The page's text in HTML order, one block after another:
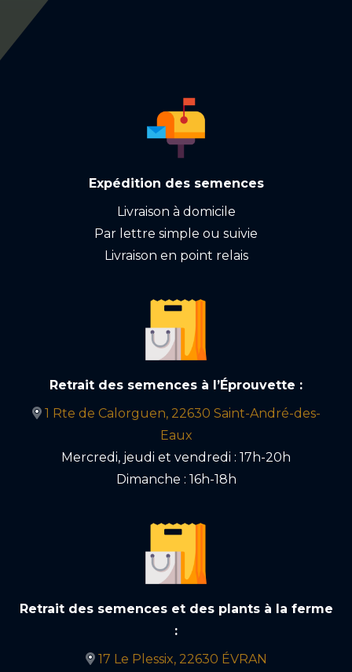
Expédition des semences
Livraison à domicile
Par lettre simple ou suivie
Livraison en point relais
Retrait des semences à l’Éprouvette :
1 Rte de Calorguen, 22630 Saint-André-des-
Eaux
Mercredi, jeudi et vendredi : 17h-20h
Dimanche : 16h-18h
Retrait des semences et des plants à la ferme
:
17 Le Plessix, 22630 ÉVRAN